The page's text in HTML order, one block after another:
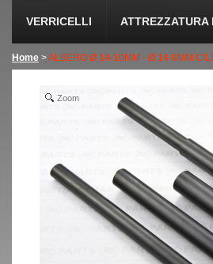
VERRICELLI ATTREZZATURA
Home >ALBERO Ø 14-10MM - Ø 14-8MM
Zoom